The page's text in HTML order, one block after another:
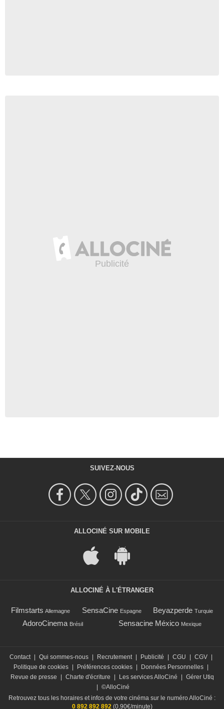
SUIVEZ-NOUS
ALLOCINÉ SUR MOBILE
ALLOCINÉ À L'ÉTRANGER
Filmstarts Allemagne SensaCine Espagne Beyazperde Turquie
AdoroCinema Brésil Sensacine México Mexique
Contact Qui sommes-nous Recrutement Publicité CGU CGV
Politique de cookies
Préférences cookies Données Personnelles
Revue de presse
Charte d'écriture Les services AlloCiné
Gérer Utiq
©AlloCiné
Retrouvez tous les horaires et infos de votre cinéma sur le numéro AlloCiné :
0 892 892 892(0,90€/minute)